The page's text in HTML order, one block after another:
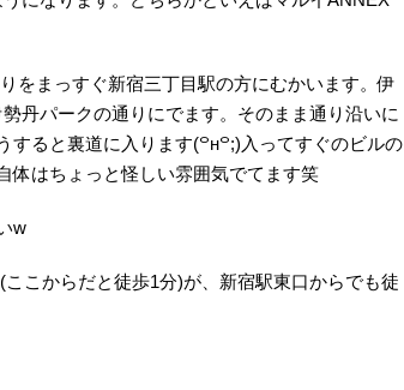
をまっすぐ新宿三丁目駅の方にむかいます。伊
丹パークの通りにでます。そのまま通り沿いに
ると裏道に入ります(꒪н꒪;)入ってすぐのビルの
体はちょっと怪しい雰囲気でてます笑
w
ここからだと徒歩1分)が、新宿駅東口からでも徒